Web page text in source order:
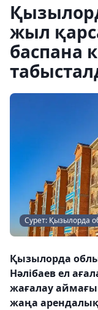
жыл
баспана
Сурет: Қызылорда
Қызылорда
Нәлібаев ел
жағалау
жаңа арендалық